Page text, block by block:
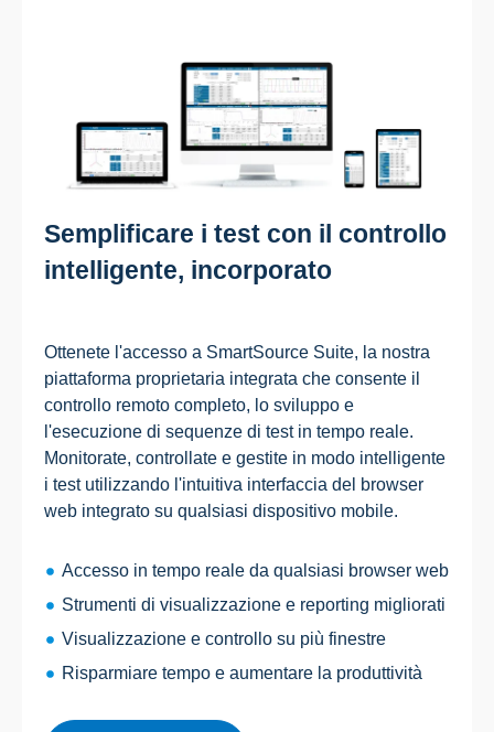
Semplificare i test con il controllo
intelligente, incorporato
Ottenete l'accesso a SmartSource Suite, la nostra
piattaforma proprietaria integrata che consente il
controllo remoto completo, lo sviluppo e
l'esecuzione di sequenze di test in tempo reale.
Monitorate, controllate e gestite in modo intelligente
i test utilizzando l'intuitiva interfaccia del browser
web integrato su qualsiasi dispositivo mobile.
Accesso in tempo reale da qualsiasi browser web
Strumenti di visualizzazione e reporting migliorati
Visualizzazione e controllo su più finestre
Risparmiare tempo e aumentare la produttività